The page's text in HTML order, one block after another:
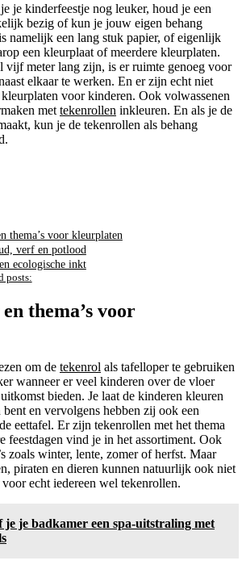
je kinderfeestje nog leuker, houd je een
bezig of kun je jouw eigen behang
namelijk een lang stuk papier, of eigenlijk
een kleurplaat of meerdere kleurplaten.
vijf meter lang zijn, is er ruimte genoeg voor
elkaar te werken. En er zijn echt niet
voor kinderen. Ook volwassenen
met tekenrollen inkleuren. En als je de
kun je de tekenrollen als behang
thema’s voor kleurplaten
verf en potlood
ecologische inkt
posts:
thema’s voor
om de tekenrol als tafelloper te gebruiken
wanneer er veel kinderen over de vloer
bieden. Je laat de kinderen kleuren
en vervolgens hebben zij ook een
eettafel. Er zijn tekenrollen met het thema
feestdagen vind je in het assortiment. Ook
zoals winter, lente, zomer of herfst. Maar
piraten en dieren kunnen natuurlijk ook niet
echt iedereen wel tekenrollen.
je je badkamer een spa-uitstraling met